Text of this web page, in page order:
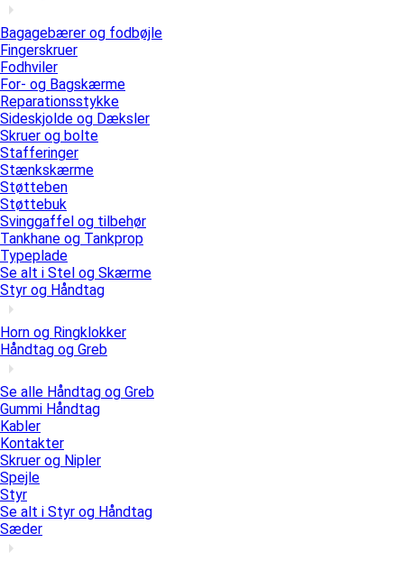
Bagagebærer og fodbøjle
Fingerskruer
Fodhviler
For- og Bagskærme
Reparationsstykke
Sideskjolde og Dæksler
Skruer og bolte
Stafferinger
Stænkskærme
Støtteben
Støttebuk
Svinggaffel og tilbehør
Tankhane og Tankprop
Typeplade
Se alt i Stel og Skærme
Styr og Håndtag
Horn og Ringklokker
Håndtag og Greb
Se alle Håndtag og Greb
Gummi Håndtag
Kabler
Kontakter
Skruer og Nipler
Spejle
Styr
Se alt i Styr og Håndtag
Sæder